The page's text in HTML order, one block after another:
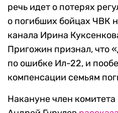
речь идет о потерях
о погибших бойцах ЧВК
канала Ирина
Пригожин признал, что
по ошибке Ил-22, и
компенсации семьям
Накануне член